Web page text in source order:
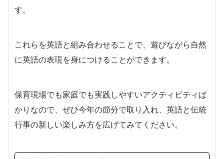
す。
これらを英語と組み合わせることで、遊びながら自然
に英語の表現を身につけることができます。
保育現場でも家庭でも実践しやすいアクティビティば
かりなので、ぜひ今年の節分で取り入れ、英語と伝統
行事の新しい楽しみ方を広げてみてください。